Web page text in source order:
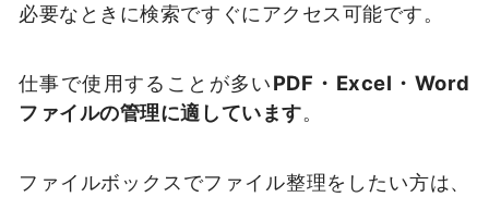
必要なときに検索ですぐにアクセス可能です。
仕事で使用することが多いPDF・Excel・Word
ファイルの管理に適しています。
ファイルボックスでファイル整理をしたい方は、